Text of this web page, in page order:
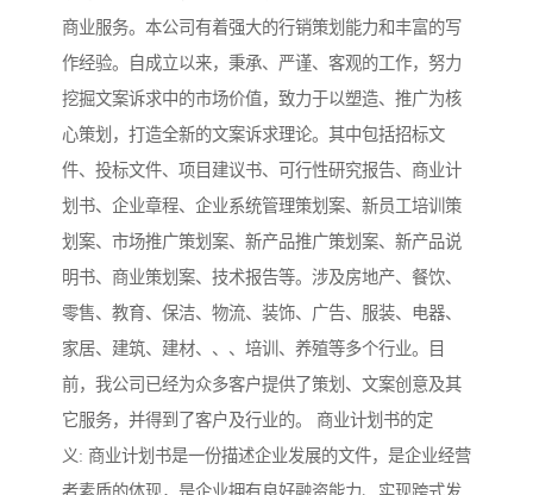
商业服务。本公司有着强大的行销策划能力和丰富的写
作经验。自成立以来，秉承、严谨、客观的工作，努力
挖掘文案诉求中的市场价值，致力于以塑造、推广为核
心策划，打造全新的文案诉求理论。其中包括招标文
件、投标文件、项目建议书、可行性研究报告、商业计
划书、企业章程、企业系统管理策划案、新员工培训策
划案、市场推广策划案、新产品推广策划案、新产品说
明书、商业策划案、技术报告等。涉及房地产、餐饮、
零售、教育、保洁、物流、装饰、广告、服装、电器、
家居、建筑、建材、、、培训、养殖等多个行业。目
前，我公司已经为众多客户提供了策划、文案创意及其
它服务，并得到了客户及行业的。 商业计划书的定
义: 商业计划书是一份描述企业发展的文件，是企业经营